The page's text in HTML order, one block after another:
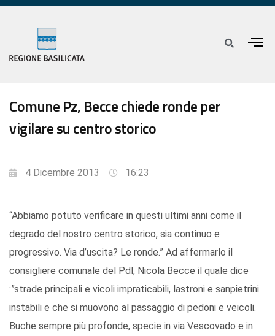
Comune Pz, Becce chiede ronde per
vigilare su centro storico
4 Dicembre 2013 16:23
“Abbiamo potuto verificare in questi ultimi anni come il
degrado del nostro centro storico, sia continuo e
progressivo. Via d’uscita? Le ronde.” Ad affermarlo il
consigliere comunale del Pdl, Nicola Becce il quale dice
:”strade principali e vicoli impraticabili, lastroni e sanpietrini
instabili e che si muovono al passaggio di pedoni e veicoli.
Buche sempre più profonde, specie in via Vescovado e in